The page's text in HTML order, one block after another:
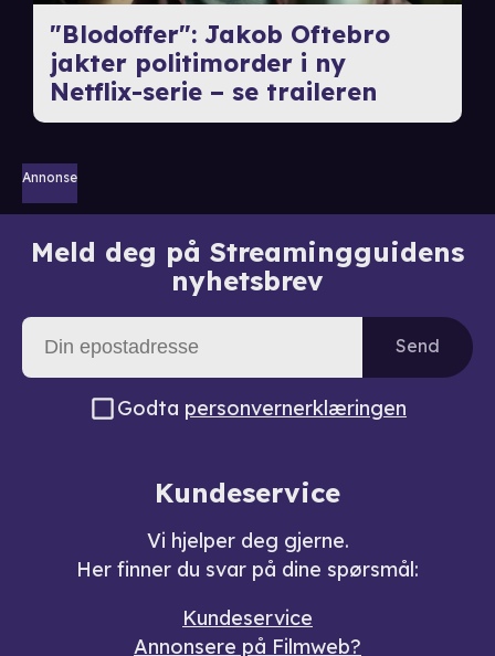
"Blodoffer": Jakob Oftebro
jakter politimorder i ny
Netflix-serie – se traileren
Annonse
Meld deg på Streamingguidens
nyhetsbrev
Send
Godta personvernerklæringen
Kundeservice
Vi hjelper deg gjerne.
Her finner du svar på dine spørsmål:
Kundeservice
Annonsere på Filmweb?